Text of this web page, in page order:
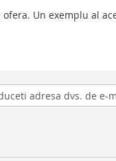
Un exemplu al